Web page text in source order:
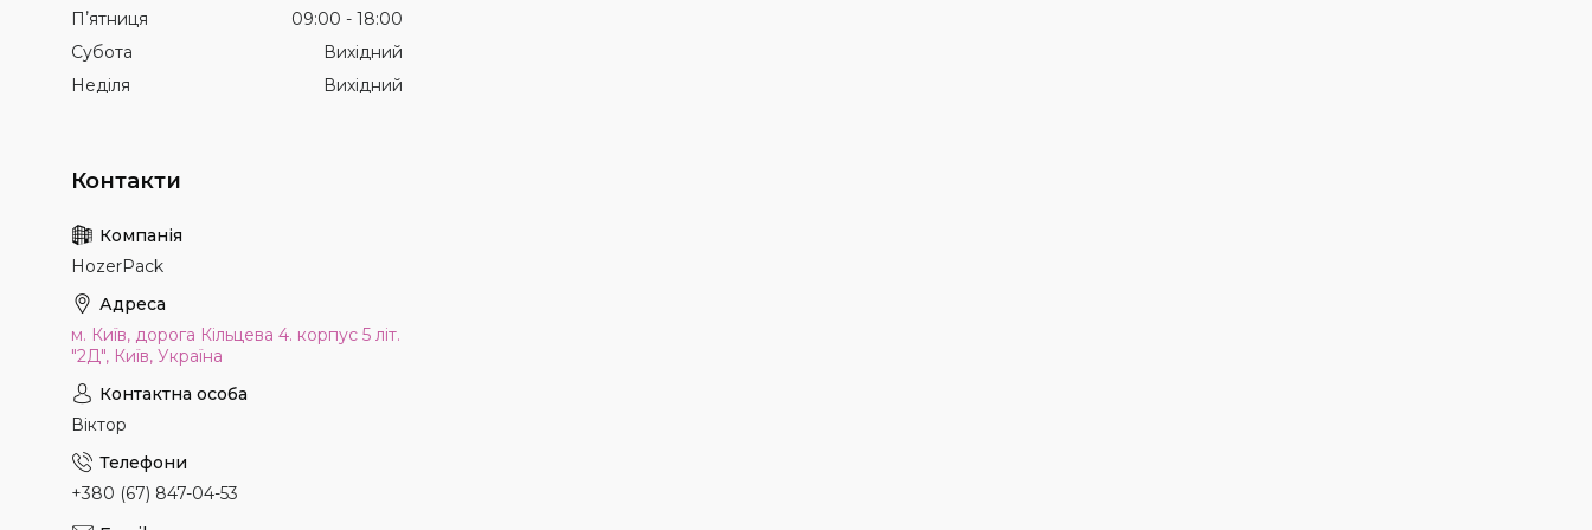
Пʼятниця
09:00
18:00
Субота
Вихідний
Неділя
Вихідний
HozerPack
м. Київ, дорога Кільцева 4. корпус 5 літ.
"2Д", Київ, Україна
Віктор
+380 (67) 847-04-53